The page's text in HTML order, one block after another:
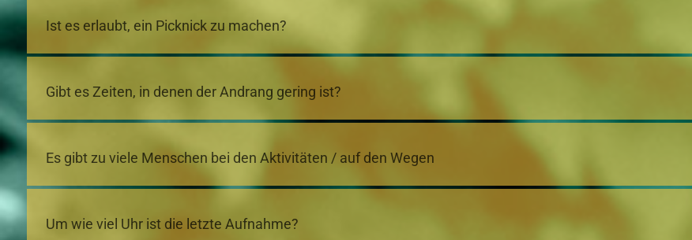
Ist es erlaubt, ein Picknick zu machen?
Gibt es Zeiten, in denen der Andrang gering ist?
Es gibt zu viele Menschen bei den Aktivitäten / auf den Wegen
Um wie viel Uhr ist die letzte Aufnahme?